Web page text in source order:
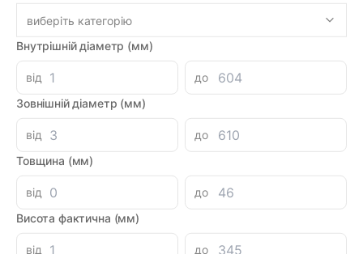
виберіть категорію
Внутрішній діаметр (мм)
від
до
Зовнішній діаметр (мм)
від
до
Товщина (мм)
від
до
Висота фактична (мм)
від до
Артикул: A11731612
Виробник: DICSA
ШТУЦЕР - ГАЙКА
Адаптер AGR1/2" - DKR1/2" 51ШГ-08-08
Код товара: 44818
Артикул: 8MBSPP-8FBSPPX
Виробник: GATES